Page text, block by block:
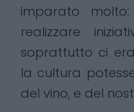
imparato
realizzare
soprattutto ci
la cultura
del vino, e del